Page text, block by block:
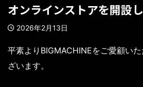
オンラインストアを開設
2026年2月13日
平素よりBIGMACHINEをご愛顧い
ざいます。